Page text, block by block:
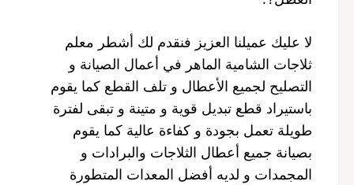
لا عليك عميلنا العزيز فنقدم لك أشطر معلم
ثلاجات الشامية الماهر في أعمال الصيانة و
التصليح لجميع الأعطال و تلف القطع كما يقوم
باستيراد قطع تبديل قوية و متينة و تبقى لفترة
طويلة تعمل بجودة و كفاءة عالية كما يقوم
بصيانة جميع أعطال الثلاجات والبرادات و
المجمدات و لديه أفضل المعدات المتطورة